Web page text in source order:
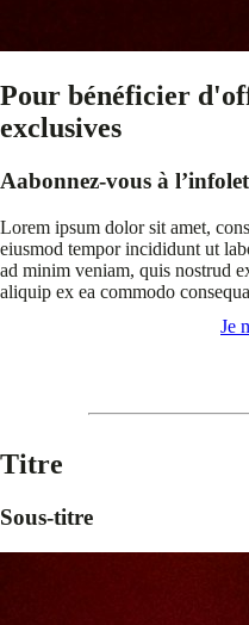
Pour bénéficier
exclusives
Aabonnez-vous à
Lorem ipsum dolor sit amet,
eiusmod tempor incididunt ut
ad minim veniam, quis nostrud
aliquip ex ea commodo
Je
Titre
Sous-titre